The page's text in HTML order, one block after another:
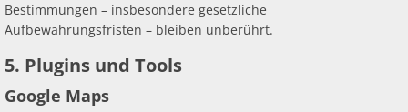
Bestimmungen – insbesondere gesetzliche
Aufbewahrungsfristen – bleiben unberührt.
5. Plugins und Tools
Google Maps